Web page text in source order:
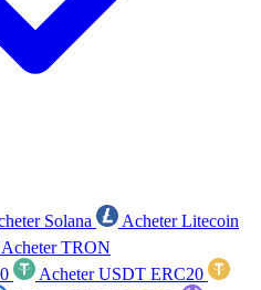
Solana
Acheter Litecoin
Acheter TRON
Acheter USDT ERC20